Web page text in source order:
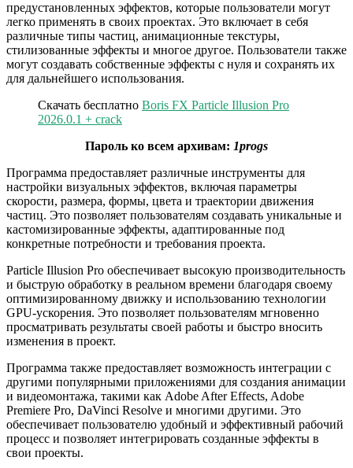
предустановленных эффектов, которые пользователи могут
легко применять в своих проектах. Это включает в себя
различные типы частиц, анимационные текстуры,
стилизованные эффекты и многое другое. Пользователи также
могут создавать собственные эффекты с нуля и сохранять их
для дальнейшего использования.
Скачать бесплатно Boris FX Particle Illusion Pro
2026.0.1 + crack
Пароль ко всем архивам: 1progs
Программа предоставляет различные инструменты для
настройки визуальных эффектов, включая параметры
скорости, размера, формы, цвета и траектории движения
частиц. Это позволяет пользователям создавать уникальные и
кастомизированные эффекты, адаптированные под
конкретные потребности и требования проекта.
Particle Illusion Pro обеспечивает высокую производительность
и быструю обработку в реальном времени благодаря своему
оптимизированному движку и использованию технологии
GPU-ускорения. Это позволяет пользователям мгновенно
просматривать результаты своей работы и быстро вносить
изменения в проект.
Программа также предоставляет возможность интеграции с
другими популярными приложениями для создания анимации
и видеомонтажа, такими как Adobe After Effects, Adobe
Premiere Pro, DaVinci Resolve и многими другими. Это
обеспечивает пользователю удобный и эффективный рабочий
процесс и позволяет интегрировать созданные эффекты в
свои проекты.